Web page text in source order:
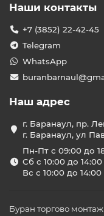
Наши контакты
+7 (3852) 22-42-45
Telegram
WhatsApp
Наш адрес
г. Баранаул, пр.
г. Баранаул, ул
Пн-Пт с 09:00 до
Сб с 10:00 до 14:00
Вс с 10:00 до 14:00
Буран торгово